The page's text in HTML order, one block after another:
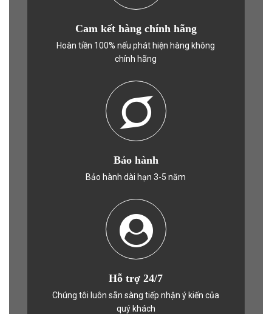
Cam kết hàng chính hãng
Hoàn tiền 100% nếu phát hiện hàng không
chính hãng
Bảo hành
Bảo hành dài hạn 3-5 năm
Hỗ trợ 24/7
Chúng tôi luôn sẵn sàng tiếp nhận ý kiến của
quý khách